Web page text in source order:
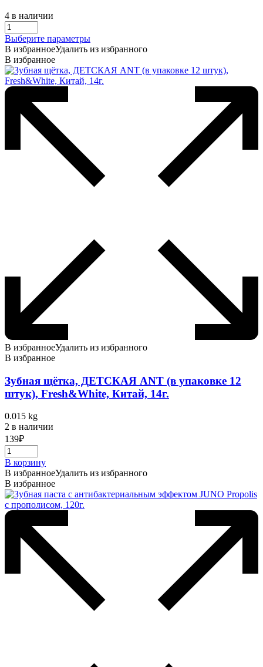
4 в наличии
Выберите параметрыЭтот
товар
несколько
вариаций.
В избранноеУдалить из избранного
В избранное
В избранноеУдалить из избранного
В избранное
Зубная щётка, ДЕТСКАЯ ANT (в упаковке 12
штук), Fresh&White, Китай, 14г.
0.015 kg
2 в наличии
139₽
В корзину
В избранноеУдалить из избранного
В избранное